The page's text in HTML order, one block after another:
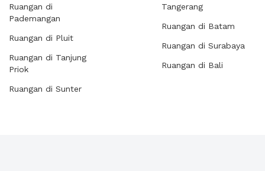
Ruangan di
Pademangan
Ruangan di Pluit
Ruangan di Tanjung
Priok
Ruangan di Sunter
Tangerang
Ruangan di Batam
Ruangan di Surabaya
Ruangan di Bali